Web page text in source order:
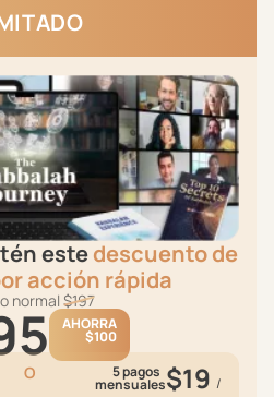
estedescuento de
acción rápida
normal $197
AHORRA
$100
O 5 pagos
mensuales$19 /